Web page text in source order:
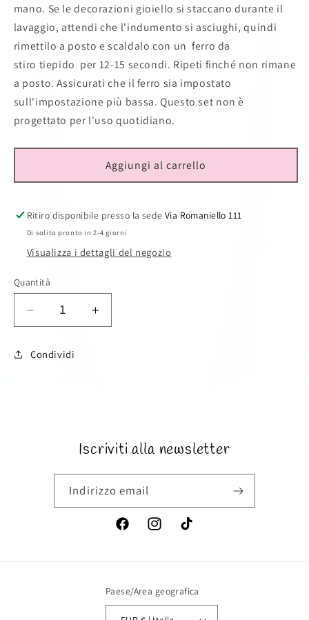
mano. Se le decorazioni gioiello si staccano durante il
lavaggio, attendi che l'indumento si asciughi, quindi
rimettilo a posto e scaldalo con un ferro da
stiro tiepido per 12-15 secondi. Ripeti finché non rimane
a posto. Assicurati che il ferro sia impostato
sull'impostazione più bassa. Questo set non è
progettato per l'uso quotidiano.
Aggiungi al carrello
Ritiro disponibile presso la sede Via Romaniello 111
Di solito pronto in 2-4 giorni
Visualizza i dettagli del negozio
Quantità
Diminuisci
quantità
Coordinato
Aumenta
quantità
Condividi
Iscriviti alla newsletter
Indirizzo email
FacebookInstagramTikTok
Paese/Area geografica